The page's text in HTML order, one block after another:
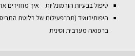
טיפול בבעיות הורמונליות – איך מחזירים
היפותירואיד (תת־פעילות של בלוטת
ברפואה מערבית וסינית